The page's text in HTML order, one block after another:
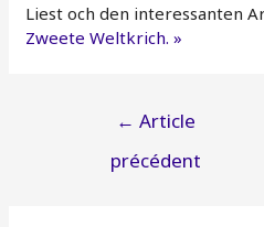
Liest och den interessanten
Zweete Weltkrich. »
Navigation
← Article
précédent